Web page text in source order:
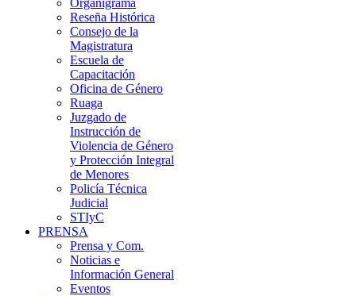
Organigrama
Reseña Histórica
Consejo de la
Magistratura
Escuela de
Capacitación
Oficina de Género
Ruaga
Juzgado de
Instrucción de
Violencia de Género
y Protección Integral
de Menores
Policía Técnica
Judicial
STIyC
PRENSA
Prensa y Com.
Noticias e
Información General
Eventos